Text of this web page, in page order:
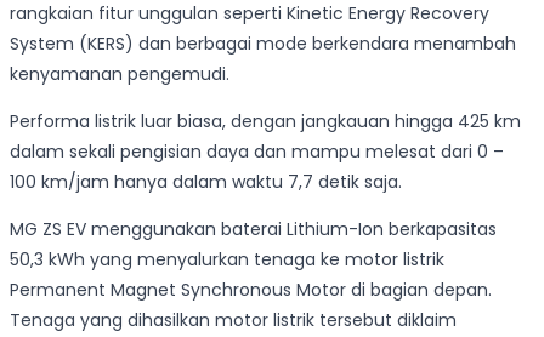
rangkaian fitur unggulan seperti Kinetic Energy Recovery
System (KERS) dan berbagai mode berkendara menambah
kenyamanan pengemudi.
Performa listrik luar biasa, dengan jangkauan hingga 425 km
dalam sekali pengisian daya dan mampu melesat dari 0 –
100 km/jam hanya dalam waktu 7,7 detik saja.
MG ZS EV menggunakan baterai Lithium-Ion berkapasitas
50,3 kWh yang menyalurkan tenaga ke motor listrik
Permanent Magnet Synchronous Motor di bagian depan.
Tenaga yang dihasilkan motor listrik tersebut diklaim